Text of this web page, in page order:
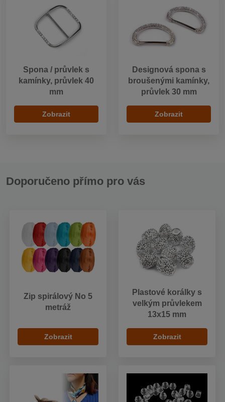
Spona / průvlek s
kamínky, průvlek 40
mm
Zobrazit
Designová spona s
broušenými kamínky,
průvlek 30 mm
Zobrazit
Doporučeno přímo pro vás
Zip spirálový No 5
metráž
Zobrazit
Plastové korálky s
velkým průvlekem
13x15 mm
Zobrazit